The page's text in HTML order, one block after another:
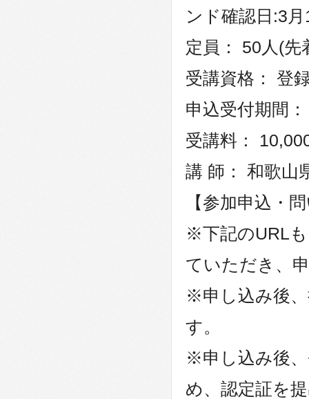
ンド確認日:3
定員： 50人(先
受講資格： 登
申込受付期間
受講料：
講 師： 和歌山
【参加申込・
※下記のURL
ていただき、
※申し込み後
す。
※申し込み後
め、認定証を